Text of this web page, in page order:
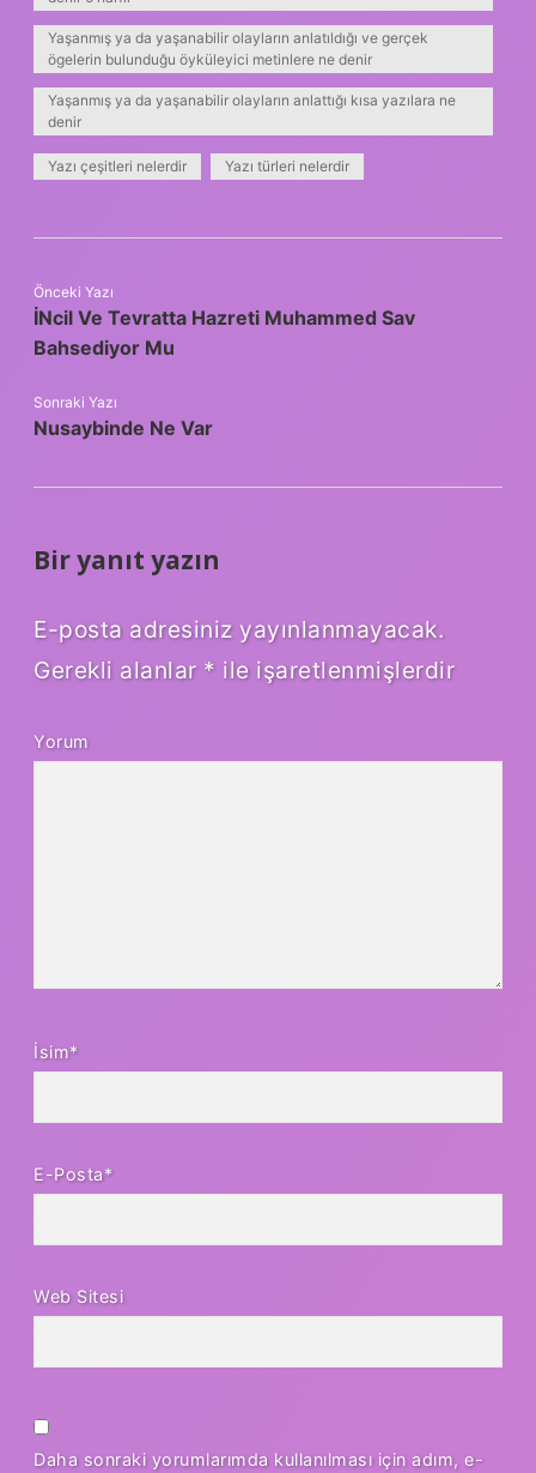
Yaşanmış ya da yaşanabilir olayların anlatıldığı ve gerçek
ögelerin bulunduğu öyküleyici metinlere ne denir
Yaşanmış ya da yaşanabilir olayların anlattığı kısa yazılara ne
denir
Yazı çeşitleri nelerdir Yazı türleri nelerdir
Önceki Yazı
İNcil Ve Tevratta Hazreti Muhammed Sav
Bahsediyor Mu
Sonraki Yazı
Nusaybinde Ne Var
Bir yanıt yazın
E-posta adresiniz yayınlanmayacak.
Gerekli alanlar * ile işaretlenmişlerdir
Yorum
İsim*
E-Posta*
Web Sitesi
Daha sonraki yorumlarımda kullanılması için adım, e-